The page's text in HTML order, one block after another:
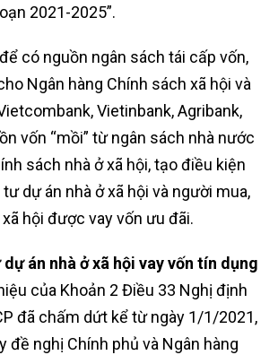
2021-2025”.
có nguồn ngân sách tái cấp vốn,
Ngân hàng Chính sách xã hội và
Vietinbank, Agribank,
vốn “mồi” từ ngân sách nhà nước
sách nhà ở xã hội, tạo điều kiện
dự án nhà ở xã hội và người mua,
hội được vay vốn ưu đãi.
án nhà ở xã hội vay vốn tín dụng
của Khoản 2 Điều 33 Nghị định
đã chấm dứt kể từ ngày 1/1/2021,
đề nghị Chính phủ và Ngân hàng